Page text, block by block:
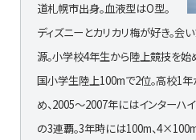
道札幌市出身。血液型はO型。
ディズニーとカリカリ梅が好き。会
源。小学校4年生から陸上競技を始
国小学生陸上100mで2位。高校1
め、2005～2007年にはインターハ
の3連覇。3年時には100m、